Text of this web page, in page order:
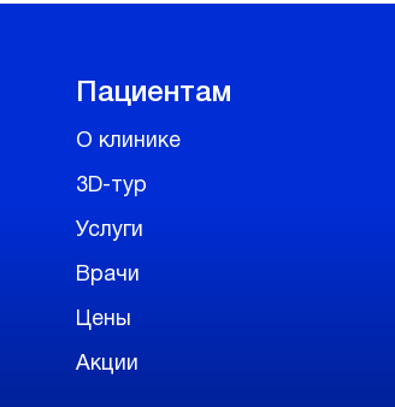
Пациентам
О клинике
3D-тур
Услуги
Врачи
Цены
Акции